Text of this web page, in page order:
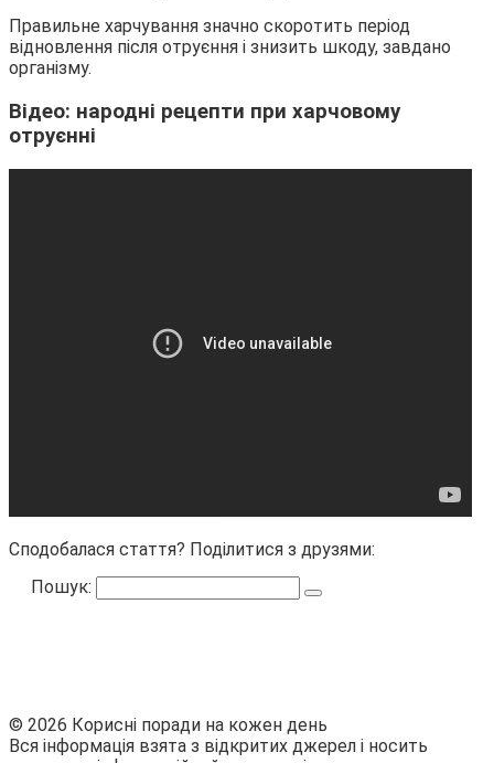
Правильне харчування значно скоротить період
відновлення після отруєння і знизить шкоду, завдано
організму.
Відео: народні рецепти при харчовому
отруєнні
Сподобалася стаття? Поділитися з друзями:
Пошук:
© 2026 Корисні поради на кожен день
Вся інформація взята з відкритих джерел і носить